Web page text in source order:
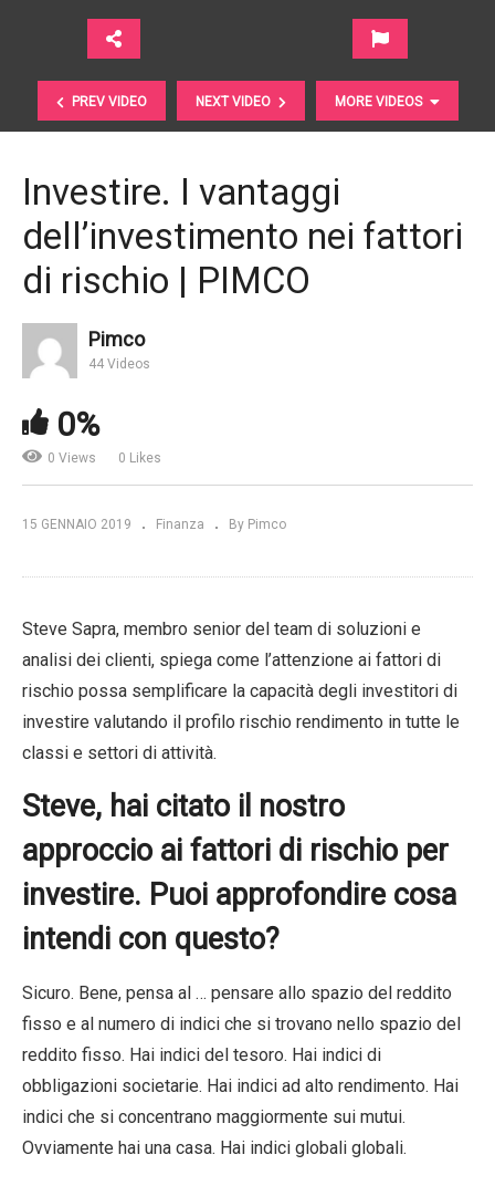
PREV VIDEO NEXT VIDEO MORE VIDEOS
Portafoglio. Costruire resilienza nei mercati volatili |
Investire. I vantaggi
dell’investimento nei fattori
di rischio | PIMCO
Pimco
44 Videos
0%
0 Views 0 Likes
15 GENNAIO 2019 Finanza By Pimco
Steve Sapra, membro senior del team di soluzioni e
analisi dei clienti, spiega come l’attenzione ai fattori di
rischio possa semplificare la capacità degli investitori di
investire valutando il profilo rischio rendimento in tutte le
classi e settori di attività.
Steve, hai citato il nostro
approccio ai fattori di rischio per
investire. Puoi approfondire cosa
intendi con questo?
Sicuro. Bene, pensa al … pensare allo spazio del reddito
fisso e al numero di indici che si trovano nello spazio del
reddito fisso. Hai indici del tesoro. Hai indici di
obbligazioni societarie. Hai indici ad alto rendimento. Hai
indici che si concentrano maggiormente sui mutui.
Ovviamente hai una casa. Hai indici globali globali.